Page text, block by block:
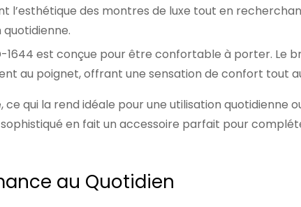
l’esthétique des montres de luxe tout en
1644 est conçue pour être confortable à porter. Le
au poignet, offrant une sensation de confort tout
qui la rend idéale pour une utilisation quotidienne
en fait un accessoire parfait pour
au Quotidien